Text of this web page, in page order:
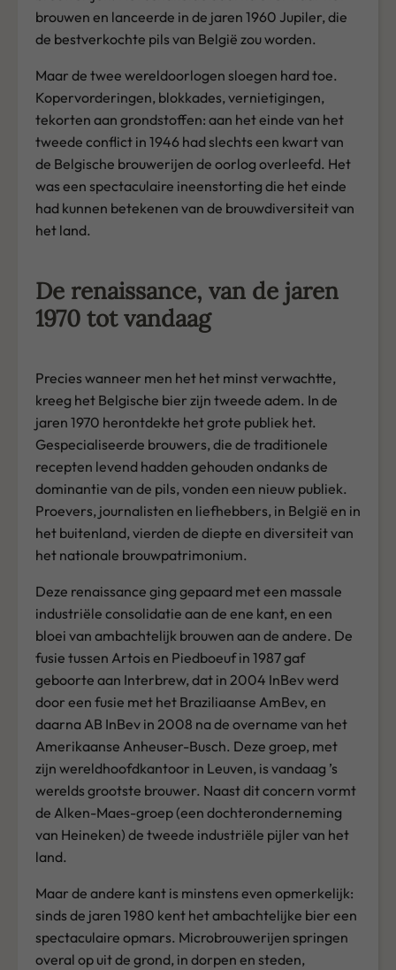
brouwen en lanceerde in de jaren 1960 Jupiler, die
de bestverkochte pils van België zou worden.
Maar de twee wereldoorlogen sloegen hard toe.
Kopervorderingen, blokkades, vernietigingen,
tekorten aan grondstoffen: aan het einde van het
tweede conflict in 1946 had slechts een kwart van
de Belgische brouwerijen de oorlog overleefd. Het
was een spectaculaire ineenstorting die het einde
had kunnen betekenen van de brouwdiversiteit van
het land.
De renaissance, van de jaren
1970 tot vandaag
Precies wanneer men het het minst verwachtte,
kreeg het Belgische bier zijn tweede adem. In de
jaren 1970 herontdekte het grote publiek het.
Gespecialiseerde brouwers, die de traditionele
recepten levend hadden gehouden ondanks de
dominantie van de pils, vonden een nieuw publiek.
Proevers, journalisten en liefhebbers, in België en in
het buitenland, vierden de diepte en diversiteit van
het nationale brouwpatrimonium.
Deze renaissance ging gepaard met een massale
industriële consolidatie aan de ene kant, en een
bloei van ambachtelijk brouwen aan de andere. De
fusie tussen Artois en Piedboeuf in 1987 gaf
geboorte aan Interbrew, dat in 2004 InBev werd
door een fusie met het Braziliaanse AmBev, en
daarna AB InBev in 2008 na de overname van het
Amerikaanse Anheuser-Busch. Deze groep, met
zijn wereldhoofdkantoor in Leuven, is vandaag ’s
werelds grootste brouwer. Naast dit concern vormt
de Alken-Maes-groep (een dochteronderneming
van Heineken) de tweede industriële pijler van het
land.
Maar de andere kant is minstens even opmerkelijk:
sinds de jaren 1980 kent het ambachtelijke bier een
spectaculaire opmars. Microbrouwerijen springen
overal op uit de grond, in dorpen en steden,